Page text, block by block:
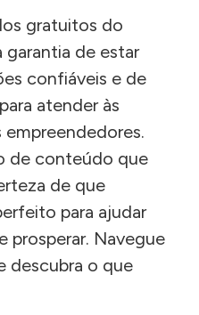
gratuitos do
garantia de estar
confiáveis e de
atender às
empreendedores.
de conteúdo que
de que
para ajudar
prosperar. Navegue
descubra o que